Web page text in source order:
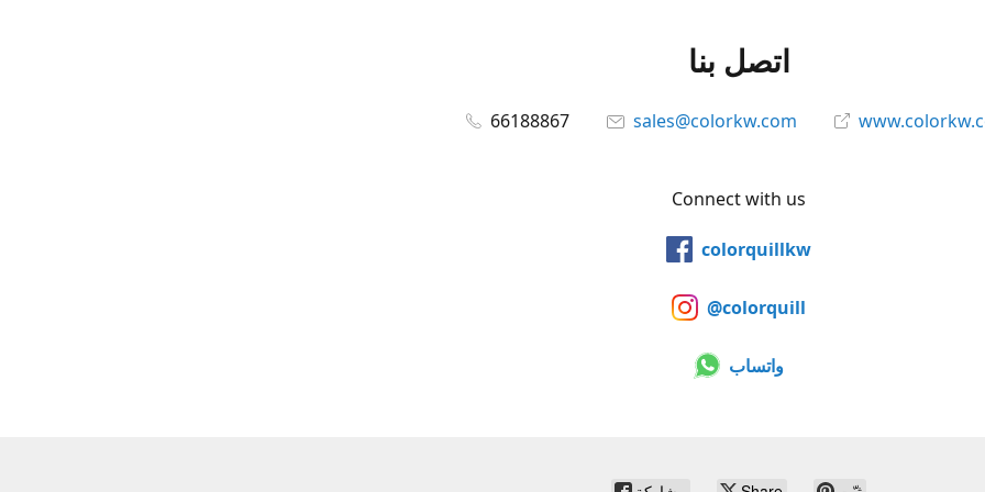
اتصل بنا
66188867 sales@colorkw.com
Connect with us
colorquillkw
@colorquill
واتساب